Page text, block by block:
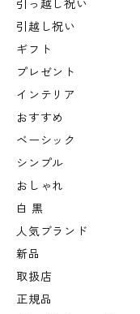
引っ越し祝い
引越し祝い
ギフト
プレゼント
インテリア
おすすめ
ベーシック
シンプル
おしゃれ
白 黒
人気ブランド
新品
取扱店
正規品